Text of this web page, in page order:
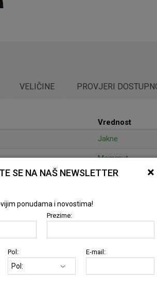
VELIČINE PROVJERI
Vrednost
Jakne
Mammut
Muški
SLIČNI PROIZVODI
SE NA NAŠ NEWSLETTER ×
ponudama i novostima!
Prezime:
Pol: E-mail: